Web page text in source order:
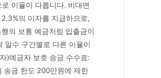
이율이 다릅니다. 비대면
의 이자를 지급하므로,
의 보통 예금처럼 입출금이
일수 구간별로 다른 이율이
)예금자 보호 송금 수수료:
송금 한도 200만원에 제한